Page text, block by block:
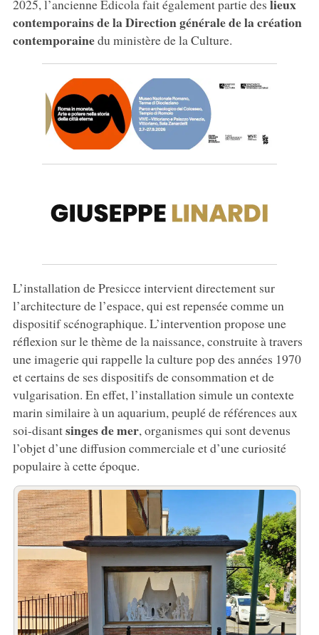
2025, l’ancienne Edicola fait également partie des lieux
contemporains de la Direction générale de la création
contemporainedu ministère de la Culture.
L’installation de Presicce intervient directement sur
l’architecture de l’espace, qui est repensée comme un
dispositif scénographique. L’intervention propose une
réflexion sur le thème de la naissance, construite à travers
une imagerie qui rappelle la culture pop des années 1970
et certains de ses dispositifs de consommation et de
vulgarisation. En effet, l’installation simule un contexte
marin similaire à un aquarium, peuplé de références aux
soi-disantsinges de mer, organismes qui sont devenus
l’objet d’une diffusion commerciale et d’une curiosité
populaire à cette époque.